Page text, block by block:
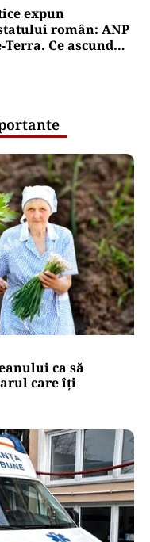
expun
român: ANP
Ce ascund
ca să
care îți